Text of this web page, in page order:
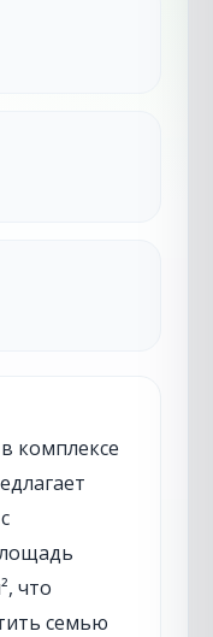
комплексе
что
семью